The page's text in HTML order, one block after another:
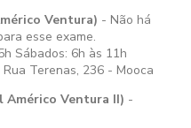
Ventura) - Não há
esse exame.
Sábados: 6h às 11h
Rua Terenas, 236 - Mooca
Ventura II) -